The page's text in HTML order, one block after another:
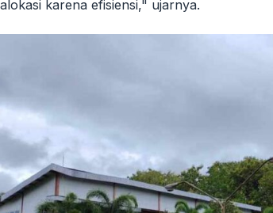
karena efisiensi," ujarnya.